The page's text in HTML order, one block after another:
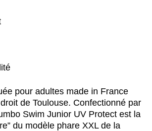
pour adultes made in France
de Toulouse. Confectionné par
Swim Junior UV Protect est la
du modèle phare XXL de la